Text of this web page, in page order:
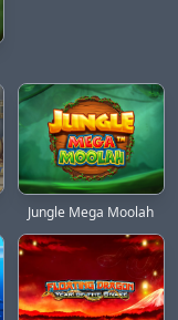
Jungle Mega Moolah